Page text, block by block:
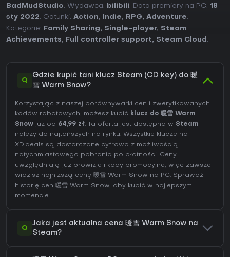
BadMudStudio. Wydawca: bilibili. Data premiery na PC: 18
sty 2022. Gatunki: Action, Indie, RPG, Adventure.
Kategorie:
Family Sharing, Single-player, Steam
Achievements, Full controller support, Steam Cloud .
Q
Gdzie kupić tani klucz Steam (CD key) do 暖
雪 Warm Snow?
Korzystając z naszej porównywarki cen i zweryfikowanych
kodów rabatowych, możesz kupić klucz do 暖雪 Warm
Snow już od 64,99 zł. Ta oferta jest dostępna w Steam i
należy do najtańszych na rynku. Wszystkie klucze na
XD.deals są dostarczane cyfrowo z możliwością
natychmiastowego pobrania po płatności. Ceny
uwzględniają już prowizje i kody promocyjne, więc zawsze
widzisz najniższą cenę 暖雪 Warm Snow na PC. Sprawdź
historię cen 暖雪 Warm Snow, aby kupić w najlepszym
momencie.
Q
Jaka jest aktualna cena 暖雪 Warm Snow na
Steam?